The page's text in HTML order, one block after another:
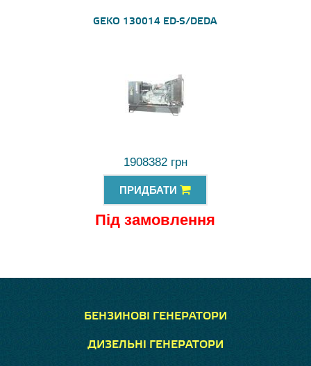
GEKO 130014 ED-S/DEDA
1908382 грн
ПРИДБАТИ
Під замовлення
БЕНЗИНОВІ ГЕНЕРАТОРИ
ДИЗЕЛЬНІ ГЕНЕРАТОРИ